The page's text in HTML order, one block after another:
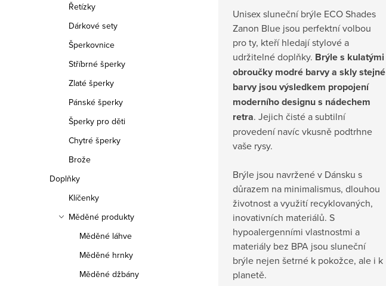
Řetízky
Dárkové sety
Šperkovnice
Stříbrné šperky
Zlaté šperky
Pánské šperky
Šperky pro děti
Chytré šperky
Brože
Doplňky
Klíčenky
Měděné produkty
Měděné láhve
Měděné hrnky
Měděné džbány
Unisex sluneční brýle ECO Shades
Zanon Blue jsou perfektní volbou
pro ty, kteří hledají stylové a
udržitelné doplňky. Brýle s kulatými
obroučky modré barvy a skly stejné
barvy jsou výsledkem propojení
moderního designu s nádechem
retra. Jejich čisté a subtilní
provedení navíc vkusně podtrhne
vaše rysy.
Brýle jsou navržené v Dánsku s
důrazem na minimalismus, dlouhou
životnost a využití recyklovaných,
inovativních materiálů. S
hypoalergenními vlastnostmi a
materiály bez BPA jsou sluneční
brýle nejen šetrné k pokožce, ale i k
planetě.